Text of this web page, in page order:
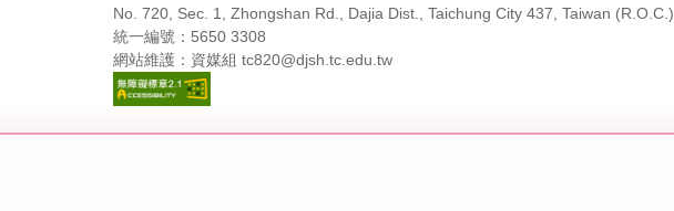
No. 720, Sec. 1, Zhongshan Rd., Dajia Dist., Taichung City 437, Taiwan (R.O.C.)
統一編號：5650 3308
網站維護：資媒組 tc820@djsh.tc.edu.tw